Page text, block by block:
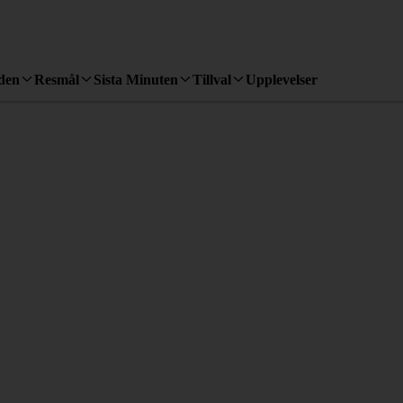
Resmål Sista Minuten Tillval Upplevelser